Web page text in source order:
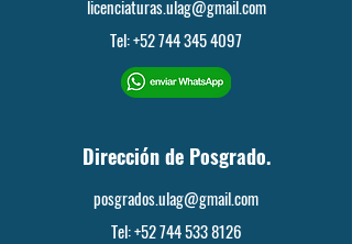
licenciaturas.ulag@gmail.com
Tel:+52 744 345 4097
Dirección de Posgrado.
posgrados.ulag@gmail.com
Tel: +52 744 533 8126